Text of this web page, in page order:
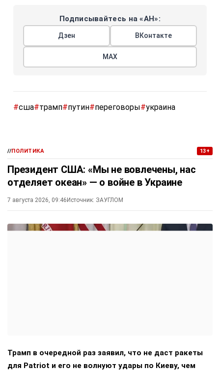
Подписывайтесь на «АН»:
Дзен ВКонтакте
МАХ
#сша#трамп#путин#переговоры#украина
//ПОЛИТИКА 13+
Президент США: «Мы не вовлечены, нас
отделяет океан» — о войне в Украине
7 августа 2026, 09:46 Источник: ЗАУГЛОМ
Трамп в очередной раз заявил, что не даст ракеты
для Patriot и его не волнуют удары по Киеву, чем